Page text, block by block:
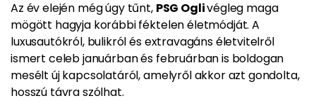
Az év elején még úgy tűnt, PSG Oglivégleg maga
mögött hagyja korábbi féktelen életmódját. A
luxusautókról, bulikról és extravagáns életvitelről
ismert celeb januárban és februárban is boldogan
mesélt új kapcsolatáról, amelyről akkor azt gondolta,
hosszú távra szólhat.